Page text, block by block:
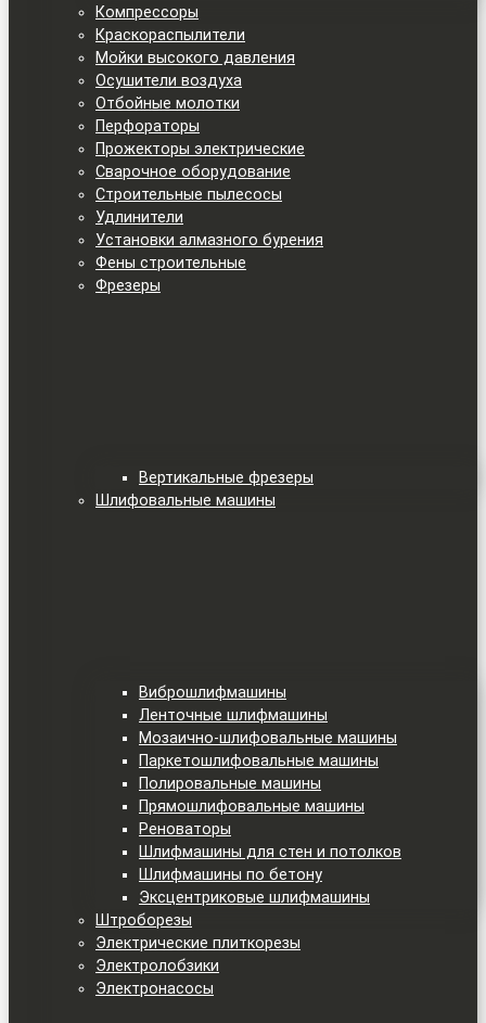
Компрессоры
Краскораспылители
Мойки высокого давления
Осушители воздуха
Отбойные молотки
Перфораторы
Прожекторы электрические
Сварочное оборудование
Строительные пылесосы
Удлинители
Установки алмазного бурения
Фены строительные
Фрезеры
Вертикальные фрезеры
Шлифовальные машины
Виброшлифмашины
Ленточные шлифмашины
Мозаично-шлифовальные машины
Паркетошлифовальные машины
Полировальные машины
Прямошлифовальные машины
Реноваторы
Шлифмашины для стен и потолков
Шлифмашины по бетону
Эксцентриковые шлифмашины
Штроборезы
Электрические плиткорезы
Электролобзики
Электронасосы